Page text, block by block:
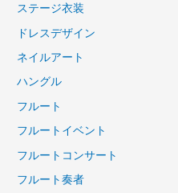
ステージ衣装
ドレスデザイン
ネイルアート
ハングル
フルート
フルートイベント
フルートコンサート
フルート奏者